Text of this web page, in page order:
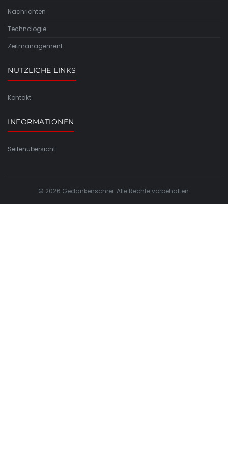
Nachrichten
Technologie
Zeitmanagement
NÜTZLICHE LINKS
Kontakt
INFORMATIONEN
Seitenübersicht
© 2026 Gedankenschrei. Alle Rechte vorbehalten.